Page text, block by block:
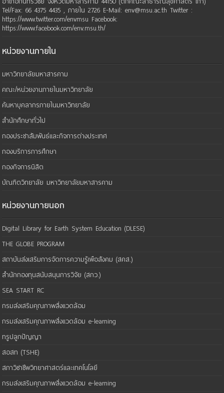
Tel/Fax: 66 4375 4435 , ภายใน 2726 E-Mail: env@msu.ac.th Twitter :
https://www.twitter.com/envmsu Facebook:
https://www.facebook.com/env.msu.th/
หน่วยงานภายใน
มหาวิทยาลัยมหาสารคาม
คณะ/หน่วยงานภายในมหาวิทยาลัย
ค้นหาบุคลากรภายในมหาวิทยาลัย
สำนักศึกษาทั่วไป
กองประชาสัมพันธ์และกิจการต่างประเทศ
กองบริการการศึกษา
กองกิจการนิสิต
บัณฑิตวิทยาลัย มหาวิทยาลัยมหาสารคาม
หน่วยงานภายนอก
Digital Library for Earth System Education (DLESE)
THE GLOBE PROGRAM
สถาบันส่งเสริมการจัดการความรู้เพือสังคม (สคส.)
สำนักกองทุนสนับสนุนการวิจัย (สกว.)
SEA START RC
กรมส่งเสริมคุณภาพสิ่งแวดล้อม
กรมส่งเสริมคุณภาพสิ่งแวดล้อม e-learning
ทรูปลูกปัญญา
สอสท (TSHE)
สภาวิชาชีพวิทยาศาสตร์และเทคโนโลยี
กรมส่งเสริมคุณภาพสิ่งแวดล้อม e-learning